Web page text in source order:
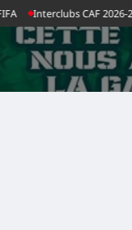
Interclubs CAF 2026-